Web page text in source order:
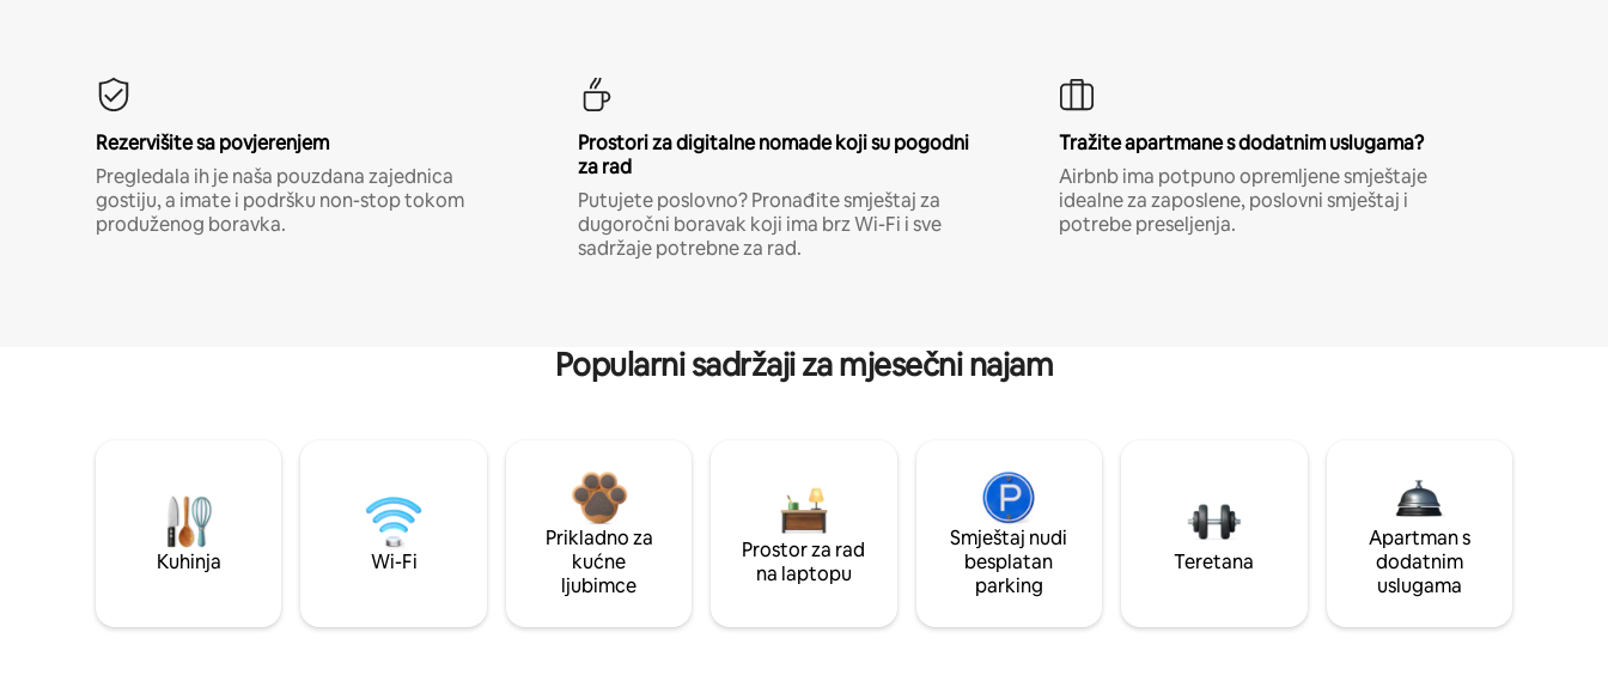
Rezervišite sa povjerenjem
Pregledala ih je naša pouzdana zajednica
gostiju, a imate i podršku non-stop tokom
produženog boravka.
Prostori za digitalne nomade koji su pogodni
za rad
Putujete poslovno? Pronađite smještaj za
dugoročni boravak koji ima brz Wi-Fi i sve
sadržaje potrebne za rad.
Tražite apartmane s dodatnim uslugama?
Airbnb ima potpuno opremljene smještaje
idealne za zaposlene, poslovni smještaj i
potrebe preseljenja.
Popularni sadržaji za mjesečni najam
Kuhinja Wi-Fi
Prikladno za
kućne
ljubimce
Prostor za rad
na laptopu
Smještaj nudi
besplatan
parking
Teretana
Apartman s
dodatnim
uslugama